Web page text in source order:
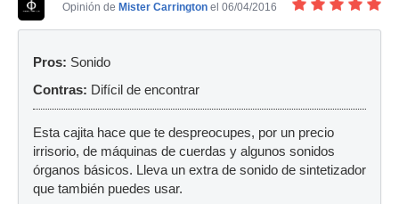
Opinión de Mister Carrington el 06/04/2016
Pros: Sonido
Contras: Difícil de encontrar
Esta cajita hace que te despreocupes, por un precio
irrisorio, de máquinas de cuerdas y algunos sonidos
órganos básicos. Lleva un extra de sonido de sintetizador
que también puedes usar.